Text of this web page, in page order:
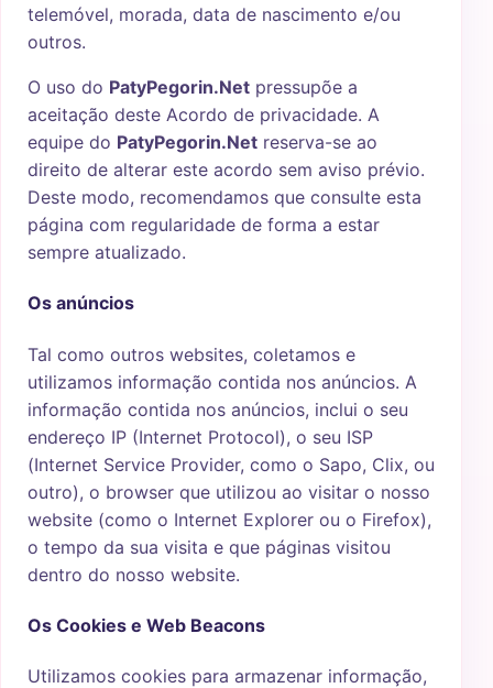
telemóvel, morada, data de nascimento e/ou
outros.
O uso do PatyPegorin.Net pressupõe a
aceitação deste Acordo de privacidade. A
equipe do PatyPegorin.Net reserva-se ao
direito de alterar este acordo sem aviso prévio.
Deste modo, recomendamos que consulte esta
página com regularidade de forma a estar
sempre atualizado.
Os anúncios
Tal como outros websites, coletamos e
utilizamos informação contida nos anúncios. A
informação contida nos anúncios, inclui o seu
endereço IP (Internet Protocol), o seu ISP
(Internet Service Provider, como o Sapo, Clix, ou
outro), o browser que utilizou ao visitar o nosso
website (como o Internet Explorer ou o Firefox),
o tempo da sua visita e que páginas visitou
dentro do nosso website.
Os Cookies e Web Beacons
Utilizamos cookies para armazenar informação,